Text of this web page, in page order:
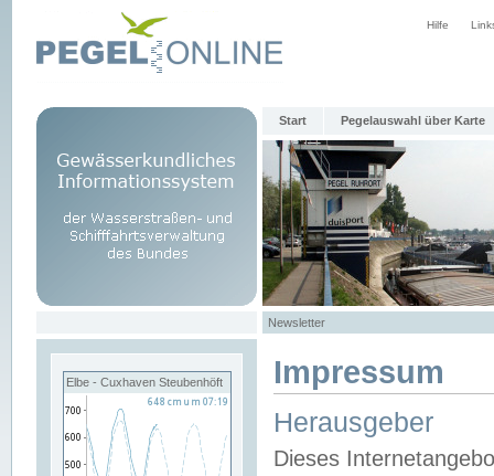
Hilfe
Start Pegelauswahl über Karte
Newsletter
Elbe - Cuxhaven Steubenhöft Impressum
Herausgeber
Dieses